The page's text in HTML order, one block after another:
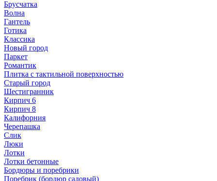
Брусчатка
Волна
Гантель
Готика
Классика
Новый город
Паркет
Романтик
Плитка с тактильной поверхностью
Старый город
Шестигранник
Кирпич 6
Кирпич 8
Калифорния
Черепашка
Слик
Люки
Лотки
Лотки бетонные
Бордюры и поребрики
Поребрик (бордюр садовый)